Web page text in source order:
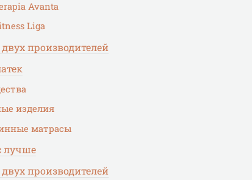
Avanta
Liga
производителей
изделия
матрасы
лучше
производителей